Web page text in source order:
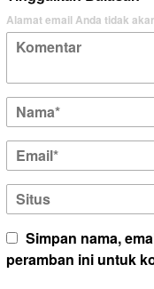
Alamat email Anda tidak
Simpan nama,
peramban ini untuk